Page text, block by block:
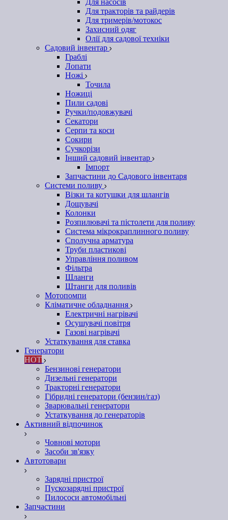
Для насосів
Для тракторів та райдерів
Для тримерів/мотокос
Захисний одяг
Олії для садової техніки
Садовий інвентар
Граблі
Лопати
Ножі
Точила
Ножиці
Пили садові
Ручки/подовжувачі
Секатори
Серпи та коси
Сокири
Сучкорізи
Інший садовий інвентар
Імпорт
Запчастини до Садового інвентаря
Системи поливу
Візки та котушки для шлангів
Дощувачі
Колонки
Розпилювачі та пістолети для поливу
Система мікрокраплинного поливу
Сполучна арматура
Труби пластикові
Управління поливом
Фільтра
Шланги
Штанги для поливів
Мотопомпи
Кліматичне обладнання
Електричні нагрівачі
Осушувачі повітря
Газові нагрівачі
Устаткування для ставка
Генератори
HOT
Бензинові генератори
Дизельні генератори
Тракторні генератори
Гібридні генератори (бензин/газ)
Зварювальні генератори
Устаткування до генераторів
Активний відпочинок
Човнові мотори
Засоби зв'язку
Автотовари
Зарядні пристрої
Пускозарядні пристрої
Пилососи автомобільні
Запчастини